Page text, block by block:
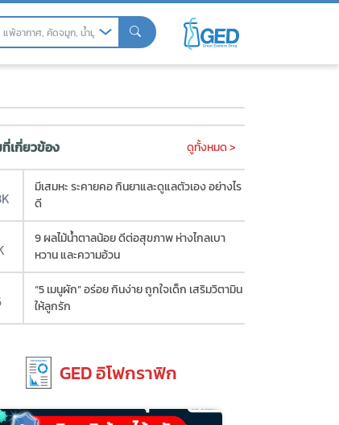
เกี่ยวข้อง ดูทั้งหมด >
มีเสมหะ ระคายคอ กินยาและดูแลตัวเอง อย่างไร
ดี
9 ผลไม้น้ำตาลน้อย ดีต่อสุขภาพ ห่างไกลเบา
หวาน และความอ้วน
“5 เมนูผัก” อร่อย กินง่าย ถูกใจเด็ก เสริมวิตามิน
ให้ลูกรัก
GED อิโฟกราฟิก